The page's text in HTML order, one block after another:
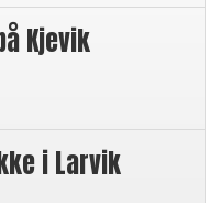
Kjevik
i Larvik